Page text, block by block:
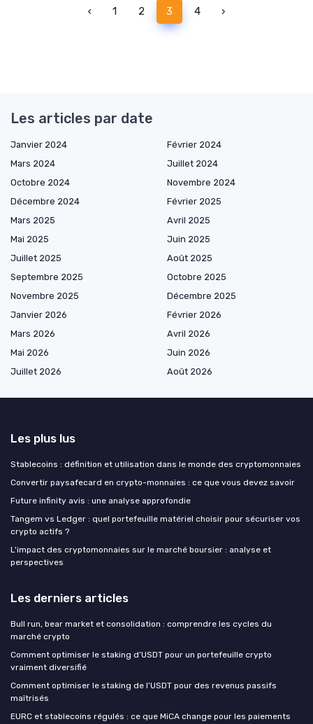
‹ 1 2 3 4 ›
Les articles par date
Janvier 2024
Février 2024
Mars 2024
Juillet 2024
Octobre 2024
Novembre 2024
Décembre 2024
Février 2025
Mars 2025
Avril 2025
Mai 2025
Juin 2025
Juillet 2025
Août 2025
Septembre 2025
Octobre 2025
Novembre 2025
Décembre 2025
Janvier 2026
Février 2026
Mars 2026
Avril 2026
Mai 2026
Juin 2026
Juillet 2026
Août 2026
Les plus lus
Stablecoins : définition et utilisation dans le monde des cryptomonnaies
Convertir paysafecard en crypto-monnaies : ce que vous devez savoir
Future infinity avis : une analyse approfondie
Tangem vs Ledger : quel portefeuille matériel choisir pour sécuriser vos
crypto actifs ?
L'impact des cryptomonnaies sur le marché boursier : analyse et
perspectives
Les derniers articles
Bull run, bear market et consolidation : comprendre les cycles du
marché crypto
Comment optimiser le staking d’USDT pour un portefeuille crypto
vraiment diversifié
Comment optimiser le staking de l’USDT pour des revenus passifs
maîtrisés
EURC et stablecoins régulés : ce que MiCA change pour les paiements